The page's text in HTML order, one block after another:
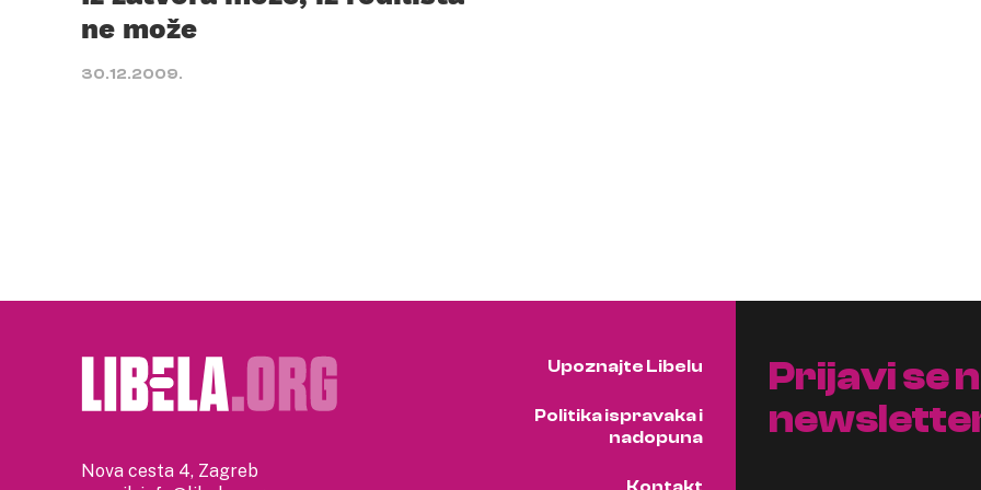
ne može
30.12.2009.
Nova cesta 4, Zagreb
Upoznajte Libelu
Politika ispravaka i
nadopuna
Prijavi se